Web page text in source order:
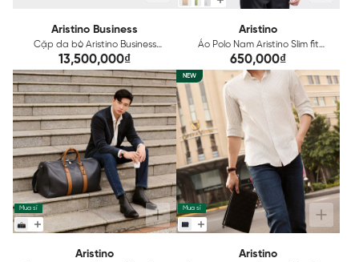
Aristino Business
Cặp da bò Aristino Business
Leather 1BC0020Z
13,500,000₫
Aristino
Áo Polo Nam Aristino Slim fit
APS101S3
650,000₫
Mua sỉ
Aristino
NEW
Mua sỉ
Aristino